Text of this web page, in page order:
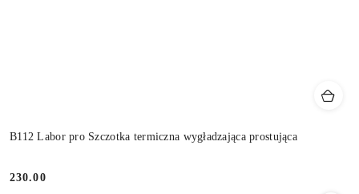
B112 Labor pro Szczotka termiczna wygładzająca prostująca
Cena:
230.00